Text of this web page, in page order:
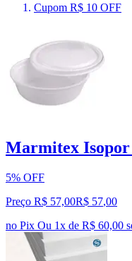
Cupom R$ 10 OFF
Marmitex Isopor
5% OFF
Preço R$ 57,00R$ 57,00
no Pix Ou 1x de R$ 60,00